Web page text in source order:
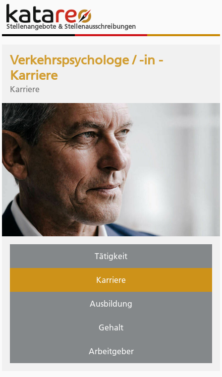
Stellenangebote & Stellenausschreibungen
Verkehrspsychologe / -in -
Karriere
Karriere
Tätigkeit
Karriere
Ausbildung
Gehalt
Arbeitgeber